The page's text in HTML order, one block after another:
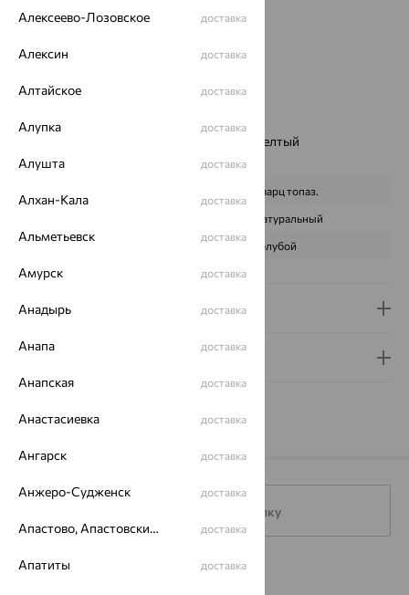
Страна происхождения:
РОССИЯ
Вид покрытия:
Цвет вставки:
Вес металла:
Голубой, Желтый
Характеристика вставки:
Кварц топаз.
Натуральный
ЦВЕТ Голубой
Доставка и оплата
Подписаться на рассылку
Каталог
Алексеево-Лозовское доставка
Алексин доставка
Алтайское доставка
Алупка доставка
Алушта доставка
Алхан-Кала доставка
Альметьевск доставка
Амурск доставка
Анадырь доставка
Анапа доставка
Анапская доставка
Анастасиевка доставка
Ангарск доставка
Анжеро-Судженск доставка
Апастово, Апастовский район доставка
Апатиты доставка